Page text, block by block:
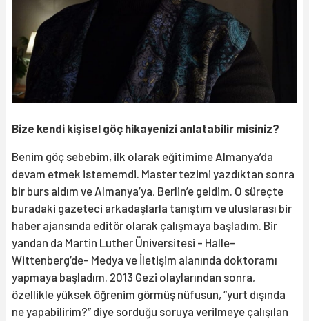
Bize kendi kişisel göç hikayenizi anlatabilir misiniz?
Benim göç sebebim, ilk olarak eğitimime Almanya’da
devam etmek istememdi. Master tezimi yazdıktan sonra
bir burs aldım ve Almanya’ya, Berlin’e geldim. O süreçte
buradaki gazeteci arkadaşlarla tanıştım ve uluslarası bir
haber ajansında editör olarak çalışmaya başladım. Bir
yandan da Martin Luther Üniversitesi - Halle-
Wittenberg’de- Medya ve İletişim alanında doktoramı
yapmaya başladım. 2013 Gezi olaylarından sonra,
özellikle yüksek öğrenim görmüş nüfusun, “yurt dışında
ne yapabilirim?” diye sorduğu soruya verilmeye çalışılan